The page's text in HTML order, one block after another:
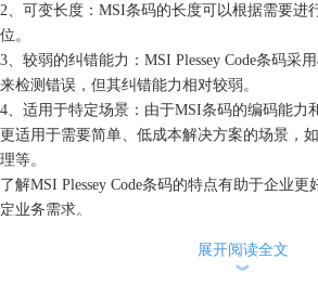
2、可变长度：MSI条码的长度可以根据需要进
位。
3、较弱的纠错能力：MSI Plessey Code条码采
来检测错误，但其纠错能力相对较弱。
4、适用于特定场景：由于MSI条码的编码能力
更适用于需要简单、低成本解决方案的场景，
理等。
了解MSI Plessey Code条码的特点有助于企业
定业务需求。
要生成MSI Plessey条形码，可以使用专业的条
展开阅读全文
︾